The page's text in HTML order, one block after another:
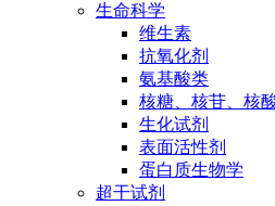
生命科学
维生素
抗氧化剂
氨基酸类
核糖、核苷、核
生化试剂
表面活性剂
蛋白质生物学
超干试剂